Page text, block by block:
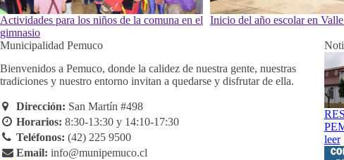
Actividades para los niños de la comuna en el
gimnasio
Inicio del año escolar en
Municipalidad Pemuco
Bienvenidos a Pemuco, donde la calidez de nuestra gente, nuestras
tradiciones y nuestro entorno invitan a quedarse y disfrutar de ella.
Dirección: San Martín #498
Horarios: 8:30-13:30 y 14:10-17:30
Teléfonos: (42) 225 9500
Email: info@munipemuco.cl
leer